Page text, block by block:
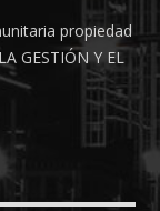
propiedad
GESTIÓN Y EL